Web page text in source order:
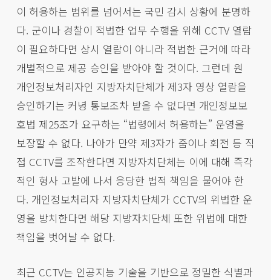
이 허용하는 범위를 넘어서는 국민 감시 상황에 분명하
다. 군이나 경찰이 적법한 업무 수행을 위해 CCTV 열람
이 필요하다면 상시 열람이 아니라 적법한 근거에 따라
개별적으로 제공 승인을 받아야 할 것이다. 그런데 원
개인정보처리자인 지방자치단체가 제3자 영상 열람을
승인하기는 커녕 통보조차 받을 수 없다면 개인정보보
호법 제25조가 요구하는 “법령에서 허용하는” 운영을
보장할 수 없다. 나아가 만약 제3자가 줌이나 회전 등 직
접 CCTV를 조작한다면 지방자치단체는 이에 대해 즉각
적인 형사 고발에 나서 응당한 법적 책임을 물어야 한
다. 개인정보처리자 지방자치단체가 CCTV의 위법한 운
영을 방치한다면 해당 지방자치단체 또한 위법에 대한
책임을 벗어날 수 없다.
최근 CCTV는 인공지능 기술을 기반으로 정밀한 식별과